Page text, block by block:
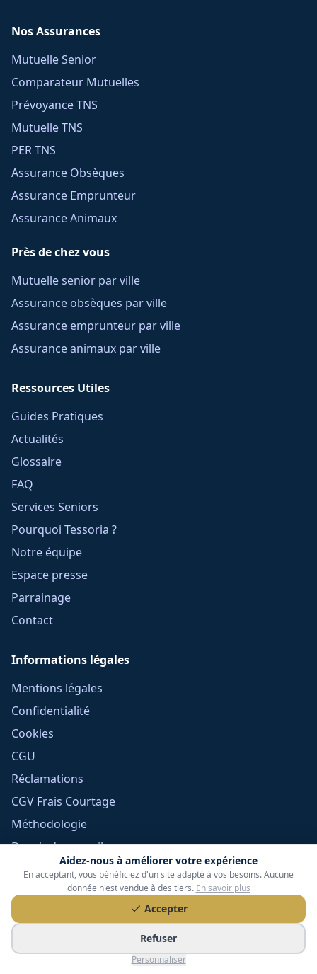
Aidez-nous à améliorer votre expérience
En acceptant, vous bénéficiez d'un site adapté à vos besoins. Aucune
donnée n'est vendue à des tiers. En savoir plus
Accepter
Refuser
Personnaliser
Nos Assurances
Mutuelle Senior
Comparateur Mutuelles
Prévoyance TNS
Mutuelle TNS
PER TNS
Assurance Obsèques
Assurance Emprunteur
Assurance Animaux
Près de chez vous
Mutuelle senior par ville
Assurance obsèques par ville
Assurance emprunteur par ville
Assurance animaux par ville
Ressources Utiles
Guides Pratiques
Actualités
Glossaire
FAQ
Services Seniors
Pourquoi Tessoria ?
Notre équipe
Espace presse
Parrainage
Contact
Informations légales
Mentions légales
Confidentialité
Cookies
CGU
Réclamations
CGV Frais Courtage
Méthodologie
Devoir de conseil
Politique éditoriale
Gérer mes cookies